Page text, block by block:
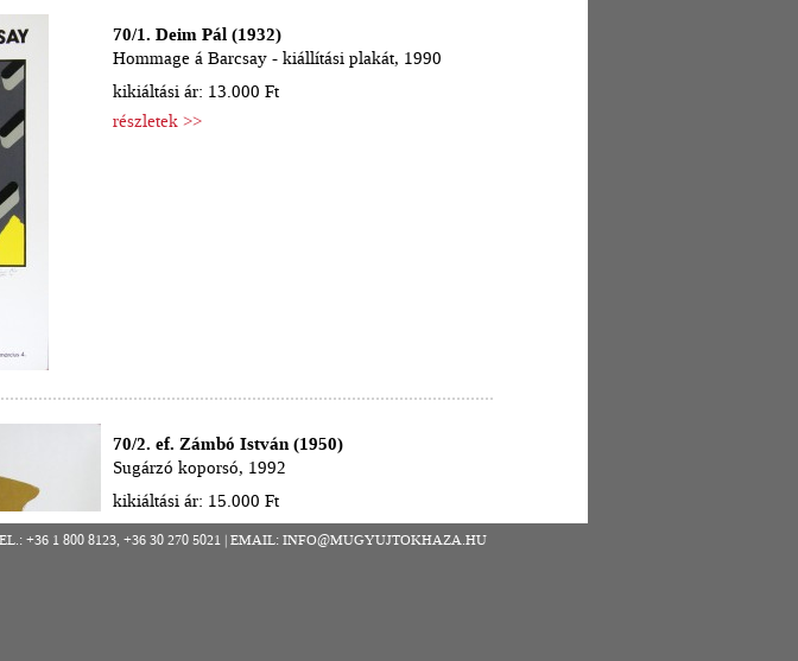
70/1. Deim Pál (1932)
Hommage á Barcsay - kiállítási plakát, 1990
kikiáltási ár: 13.000 Ft
részletek >>
70/2. ef. Zámbó István (1950)
Sugárzó koporsó, 1992
kikiáltási ár: 15.000 Ft
részletek >>
+36 1 800 8123, +36 30 270 5021 | EMAIL: INFO@MUGYUJTOKHAZA.HU